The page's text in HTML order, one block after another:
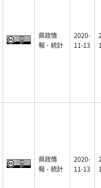
県政情
報・統計
2020-
11-13
県政情
報・統計
2020-
11-13